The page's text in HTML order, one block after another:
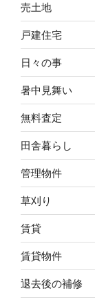
売土地
戸建住宅
日々の事
暑中見舞い
無料査定
田舎暮らし
管理物件
草刈り
賃貸
賃貸物件
退去後の補修